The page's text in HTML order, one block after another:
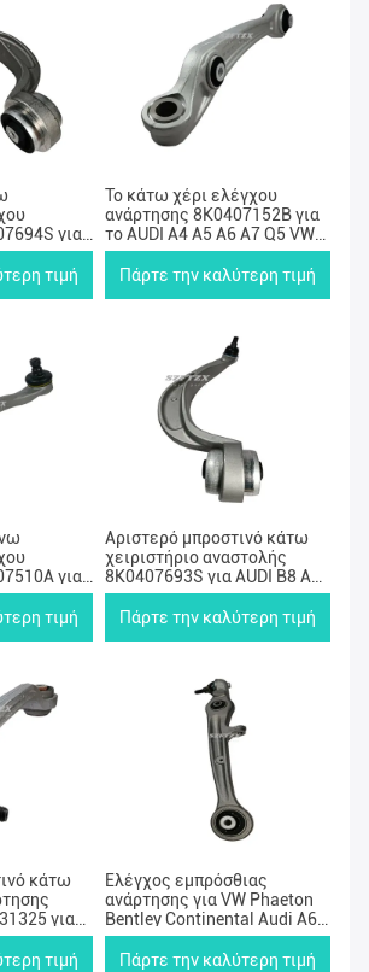
για
τιμή
Το κάτω χέρι ελέγχου
ανάρτησης 8K0407152B για
το AUDI A4 A5 A6 A7 Q5 VW
TOUAREG
Πάρτε την καλύτερη τιμή
για
τιμή
Αριστερό μπροστινό κάτω
χειριστήριο αναστολής
8K0407693S για AUDI B8 A4L
A5 Q5
Πάρτε την καλύτερη τιμή
κάτω
για
VW
τιμή
Ελέγχος εμπρόσθιας
ανάρτησης για VW Phaeton
Bentley Continental Audi A6
A8
Πάρτε την καλύτερη τιμή